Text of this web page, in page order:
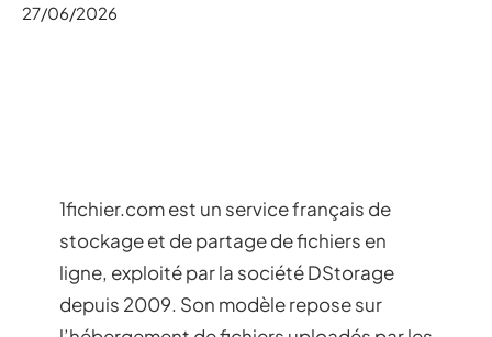
27/06/2026
1fichier.com est un service français de
stockage et de partage de fichiers en
ligne, exploité par la société DStorage
depuis 2009. Son modèle repose sur